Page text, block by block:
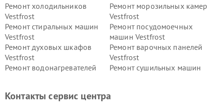
Ремонт холодильников
Vestfrost
Ремонт морозильных камер
Vestfrost
Ремонт стиральных машин
Vestfrost
Ремонт посудомоечных
машин Vestfrost
Ремонт духовых шкафов
Vestfrost
Ремонт варочных панелей
Vestfrost
Ремонт водонагревателей
Ремонт сушильных машин
Vestfrost
Контакты сервис центра